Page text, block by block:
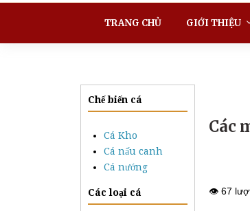
TRANG CHỦ GIỚI THIỆU
Chế biến cá
Cá Kho
Cá nấu canh
Cá nướng
Các loại cá
Các
👁️ 67